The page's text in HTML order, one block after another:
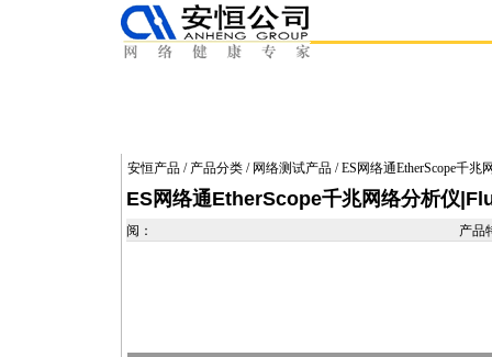
安恒产品 / 产品分类 / 网络测试产品 / ES网络通EtherScope千
ES网络通EtherScope千兆网络分析仪
阅： 产品